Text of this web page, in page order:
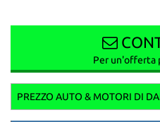
Per un'offerta
PREZZO AUTO & MOTORI DI